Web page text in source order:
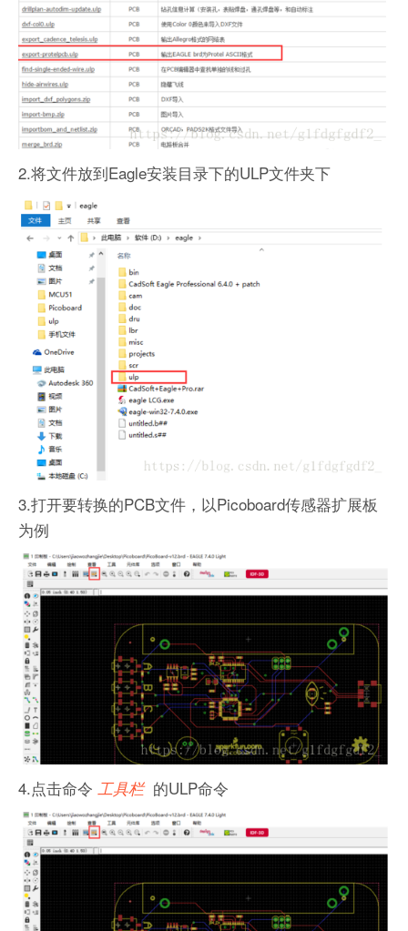
2.将文件放到Eagle安装目录下的ULP文件夹下
3.打开要转换的PCB文件，以Picoboard传感器扩展板
为例
4.点击命令 工具栏 的ULP命令